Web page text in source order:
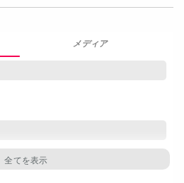
過去の配信終了作品
Get Freaxフォーラム
メディア